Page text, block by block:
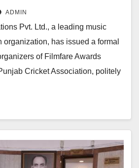
Awards Punjabi
ADMIN
Pvt. Ltd., a leading music
organization, has issued a formal
of Filmfare Awards
Cricket Association, politely